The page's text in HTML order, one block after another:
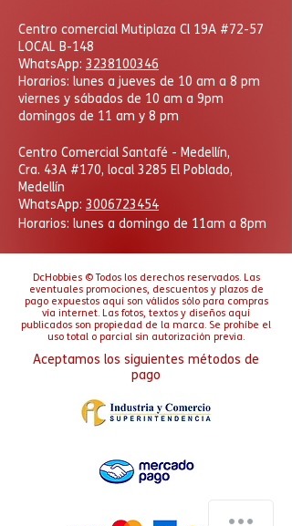
Centro comercial Mutiplaza Cl 19A #72-57
LOCAL B-148
WhatsApp: 3238100346
Horarios: lunes a jueves de 10 am a 8 pm
viernes y sábados de 10 am a 9pm
domingos de 11 am y 8 pm
​Centro Comercial Santafé - Medellín,
Cra. 43A #170, local 3285 El Poblado,
Medellín
WhatsApp: 3006723454
Horarios: lunes a domingo de 11am a 8pm
DcHobbies © Todos los derechos reservados. Las
eventuales promociones, descuentos y plazos de
pago expuestos aquí son válidos sólo para compras
vía internet. Las fotos, textos y diseños aquí
publicados son propiedad de la marca. Se prohíbe el
uso total o parcial sin autorización previa.
Aceptamos los siguientes métodos de
pago